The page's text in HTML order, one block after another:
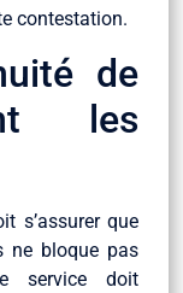
contestation.
de
les
s’assurer que
ne bloque pas
service doit